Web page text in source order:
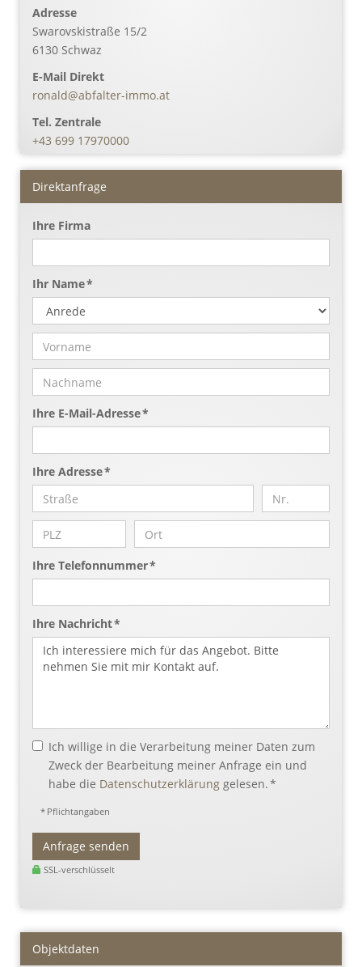
Adresse
Swarovskistraße 15/2
6130 Schwaz
E-Mail Direkt
ronald@abfalter-immo.at
Tel. Zentrale
+43 699 17970000
Direktanfrage
Ihre Firma
Ihr Name *
Ihre E-Mail-Adresse *
Ihre Adresse *
Ihre Telefonnummer *
Ihre Nachricht *
Ich willige in die Verarbeitung meiner Daten zum
Zweck der Bearbeitung meiner Anfrage ein und
habe die Datenschutzerklärung gelesen. *
* Pflichtangaben
Anfrage senden
SSL-verschlüsselt
Objektdaten